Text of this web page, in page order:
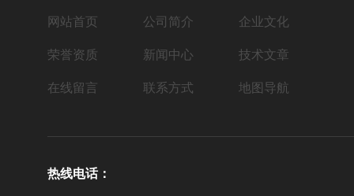
网站首页 公司简介 企业文化
荣誉资质 新闻中心 技术文章
在线留言 联系方式 地图导航
热线电话：